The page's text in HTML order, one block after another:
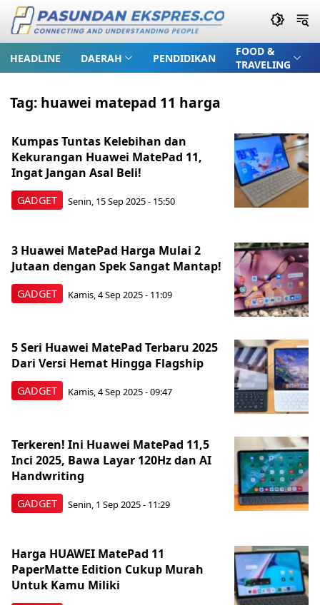
HEADLINE DAERAH PENDIDIKAN
FOOD &
TRAVELING
Tag: huawei matepad 11 harga
GADGET
Kumpas Tuntas Kelebihan dan
Kekurangan Huawei MatePad 11,
Ingat Jangan Asal Beli!
Senin, 15 Sep 2025 - 15:50
GADGET
3 Huawei MatePad Harga Mulai 2
Jutaan dengan Spek Sangat Mantap!
Kamis, 4 Sep 2025 - 11:09
GADGET
5 Seri Huawei MatePad Terbaru 2025
Dari Versi Hemat Hingga Flagship
Kamis, 4 Sep 2025 - 09:47
GADGET
Terkeren! Ini Huawei MatePad 11,5
Inci 2025, Bawa Layar 120Hz dan AI
Handwriting
Senin, 1 Sep 2025 - 11:29
Harga HUAWEI MatePad 11
PaperMatte Edition Cukup Murah
Untuk Kamu Miliki